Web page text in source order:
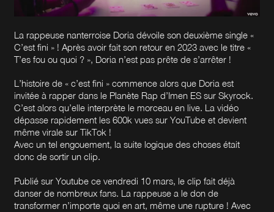
La rappeuse nanterroise Doria dévoile son deuxième single «
C’est fini » ! Après avoir fait son retour en 2023 avec le titre «
T’es fou ou quoi ? », Doria n’est pas prête de s’arrêter !
L’histoire de « c’est fini » commence alors que Doria est
invitée à rapper dans le Planète Rap d’Imen ES sur Skyrock.
C’est alors qu’elle interprète le morceau en live. La vidéo
dépasse rapidement les 600k vues sur YouTube et devient
même virale sur TikTok !
Avec un tel engouement, la suite logique des choses était
donc de sortir un clip.
Publié sur Youtube ce vendredi 10 mars, le clip fait déjà
danser de nombreux fans. La rappeuse a le don de
transformer n’importe quoi en art, même une rupture ! Avec